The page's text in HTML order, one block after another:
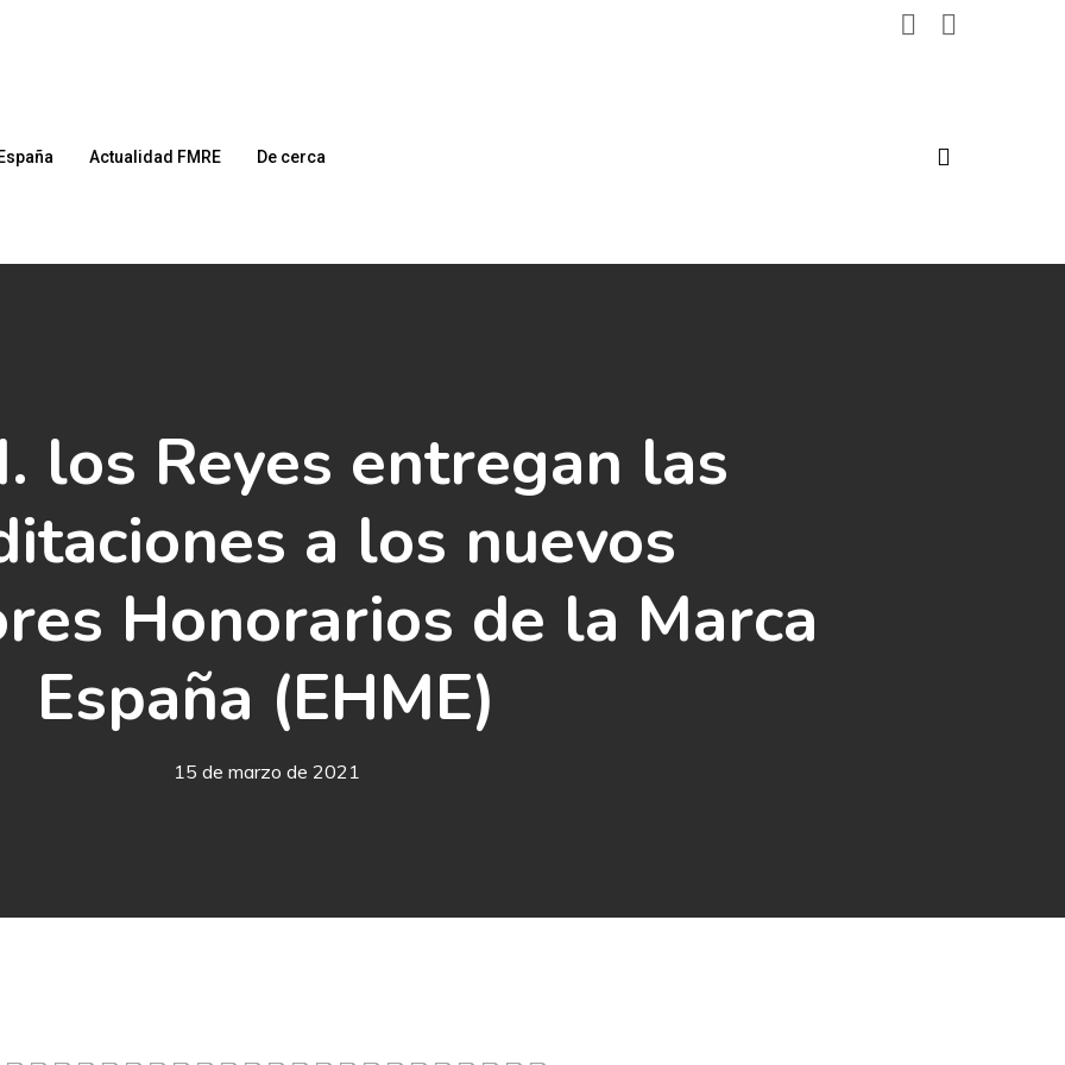
Actualidad FMRE De cerca
los Reyes entregan las
a los nuevos
Honorarios de la Marca
España (EHME)
15 de marzo de 2021